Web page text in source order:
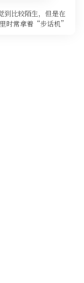
到比较陌生，但是在
时常拿着“步话机”